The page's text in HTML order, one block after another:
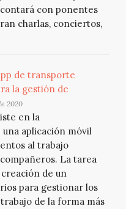
con ponentes
charlas, conciertos,
de transporte
la gestión de
2020
en la
aplicación móvil
al trabajo
La tarea
de un
para gestionar los
de la forma más